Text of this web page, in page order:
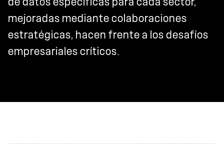
mejoradas mediante colaboraciones
estratégicas, hacen frente a los desafíos
empresariales críticos.